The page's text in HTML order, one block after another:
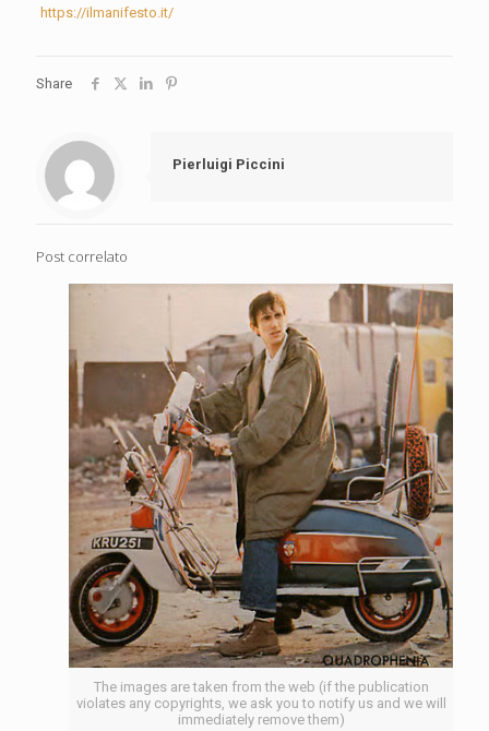
https://ilmanifesto.it/
Share
Pierluigi Piccini
Post correlato
The images are taken from the web (if the publication
violates any copyrights, we ask you to notify us and we will
immediately remove them)